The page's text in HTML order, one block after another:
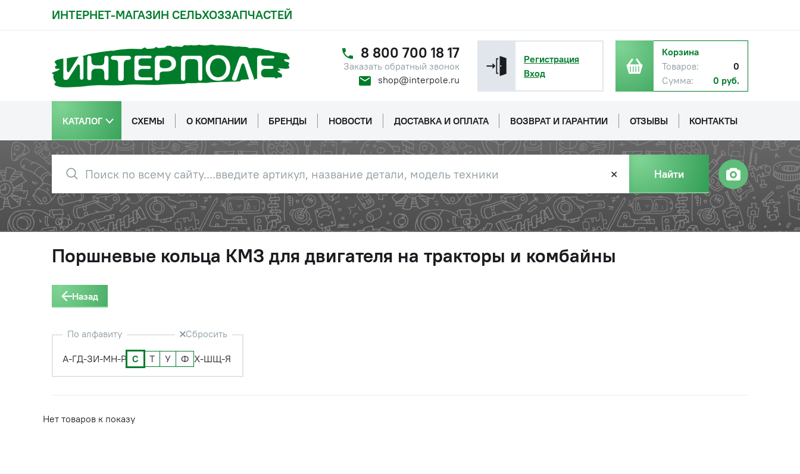
ИНТЕРНЕТ-МАГАЗИН СЕЛЬХОЗЗАПЧАСТЕЙ
8 800 700 18 17
Заказать обратный звонок
shop@interpole.ru
Регистрация
Вход
Корзина
Товаров:
0
Сумма:
0 руб.
КАТАЛОГ СХЕМЫ О КОМПАНИИ БРЕНДЫ НОВОСТИ ДОСТАВКА И ОПЛАТА ВОЗВРАТ И ГАРАНТИИ ОТЗЫВЫ КОНТАКТЫ
✕ Найти
Поршневые кольца КМЗ для двигателя на тракторы и комбайны
Назад
По алфавиту Сбросить
А-ГД-ЗИ-МН-Р С Т У Ф Х-ШЩ-Я
Нет товаров к показу